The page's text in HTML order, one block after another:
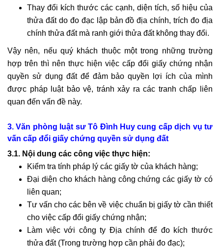
Thay đổi kích thước các cạnh, diện tích, số hiệu của
thửa đất do đo đạc lập bản đồ địa chính, trích đo địa
chính thửa đất mà ranh giới thửa đất không thay đổi.
Vậy nên, nếu quý khách thuộc một trong những trường
hợp trên thì nên thực hiện việc cấp đổi giấy chứng nhận
quyền sử dụng đất để đảm bảo quyền lợi ích của mình
được pháp luật bảo vệ, tránh xảy ra các tranh chấp liên
quan đến vấn đề này.
3. Văn phòng luật sư Tô Đình Huy cung cấp dịch vụ tư
vấn cấp đổi giấy chứng quyền sử dụng đất
3.1. Nội dung các công việc thực hiện:
Kiểm tra tính pháp lý các giấy tờ của khách hàng;
Đại diện cho khách hàng công chứng các giấy tờ có
liên quan;
Tư vấn cho các bên về việc chuẩn bị giấy tờ cần thiết
cho việc cấp đổi giấy chứng nhận;
Làm việc với công ty Địa chính để đo kích thước
thửa đất (Trong trường hợp cần phải đo đạc);